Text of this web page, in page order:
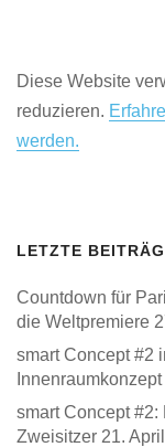
Diese Website
reduzieren.
werden.
LETZTE
Countdown für
die Weltpremiere
smart Concept #2
smart Concept
Zweisitzer 21.